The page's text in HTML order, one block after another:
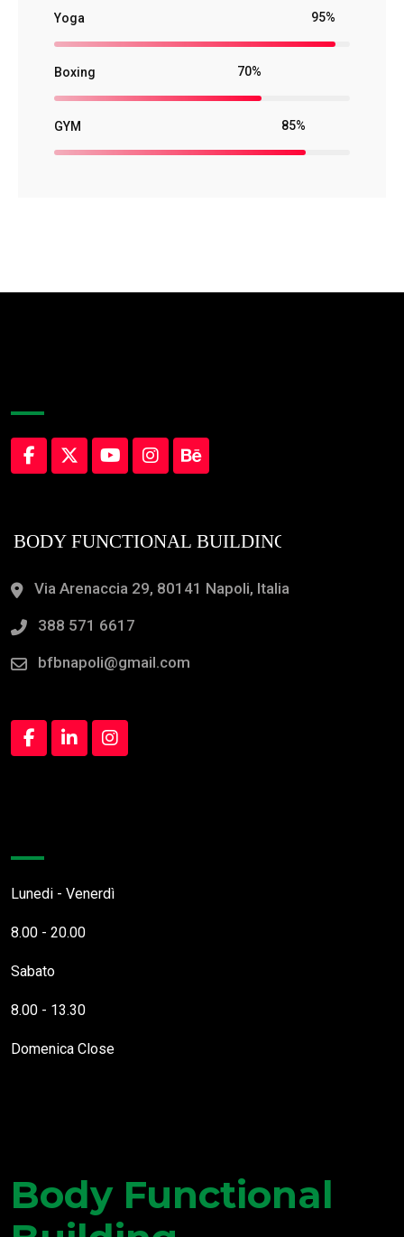
Yoga 95%
Boxing 70%
GYM 85%
Via Arenaccia 29, 80141 Napoli, Italia
388 571 6617
bfbnapoli@gmail.com
Lunedi - Venerdì
8.00 - 20.00
Sabato
8.00 - 13.30
Domenica Close
Body Functional
come interagisci con esso, in modo da poterti offrire
un'esperienza utente migliorata e personalizzata (profilazione). É
possibile accettare le attività di profilazione tramite cookies di
terze parti solo previo rilascio del consenso. Per maggiori